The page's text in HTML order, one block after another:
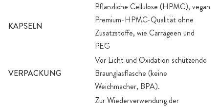
KAPSELN
Pflanzliche Cellulose (HPMC), vegan
Premium-HPMC-Qualität ohne
Zusatzstoffe, wie Carrageen und
PEG
VERPACKUNG
Vor Licht und Oxidation schützende
Braunglasflasche (keine
Weichmacher, BPA).
Zur Wiederverwendung der